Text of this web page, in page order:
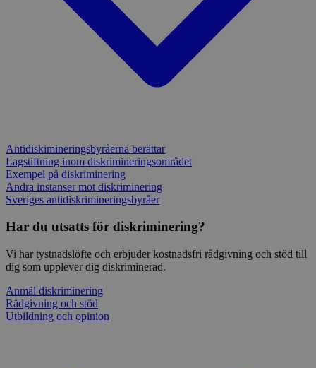
Antidiskimineringsbyråerna berättar
Lagstiftning inom diskrimineringsområdet
Exempel på diskriminering
Andra instanser mot diskriminering
Sveriges antidiskrimineringsbyråer
Har du utsatts för diskriminering?
Vi har tystnadslöfte och erbjuder kostnadsfri rådgivning och stöd till
dig som upplever dig diskriminerad.
Anmäl diskriminering
Rådgivning och stöd
Utbildning och opinion
norrbotten.rattighetscentrum.se
månad
mtm_cookie_consent